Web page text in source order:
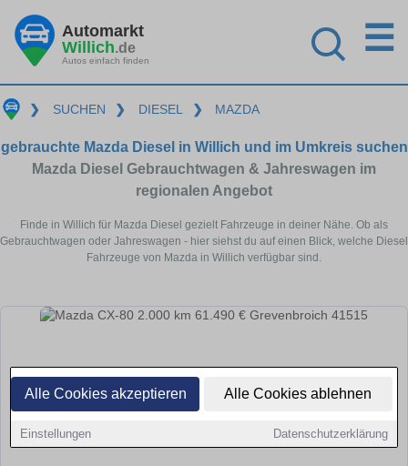
Alle Cookies akzeptieren Alle Cookies ablehnen
Einstellungen Datenschutzerklärung
Automarkt
Willich.de
Autos einfach finden
☰
❯ SUCHEN ❯ DIESEL ❯ MAZDA
gebrauchte Mazda Diesel in Willich und im Umkreis suchen
Mazda Diesel Gebrauchtwagen & Jahreswagen im
regionalen Angebot
Finde in Willich für Mazda Diesel gezielt Fahrzeuge in deiner Nähe. Ob als
Gebrauchtwagen oder Jahreswagen - hier siehst du auf einen Blick, welche Diesel
Fahrzeuge von Mazda in Willich verfügbar sind.